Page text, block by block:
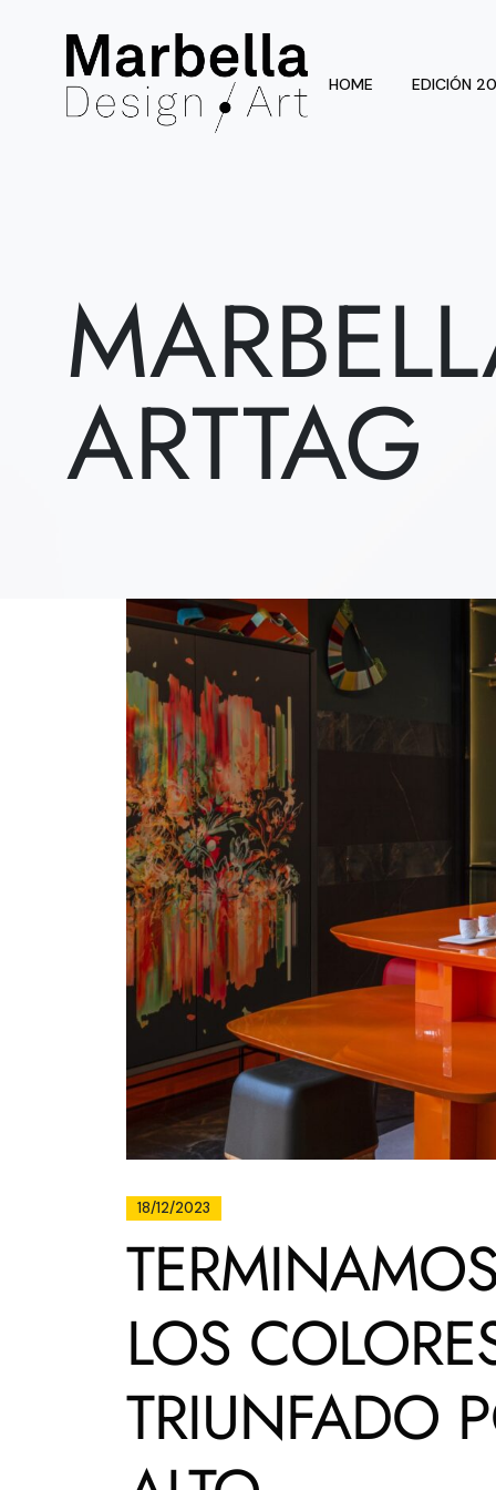
HOME EDICIÓN
ARTTAG
18/12/2023
LOS
TRIUNFADO